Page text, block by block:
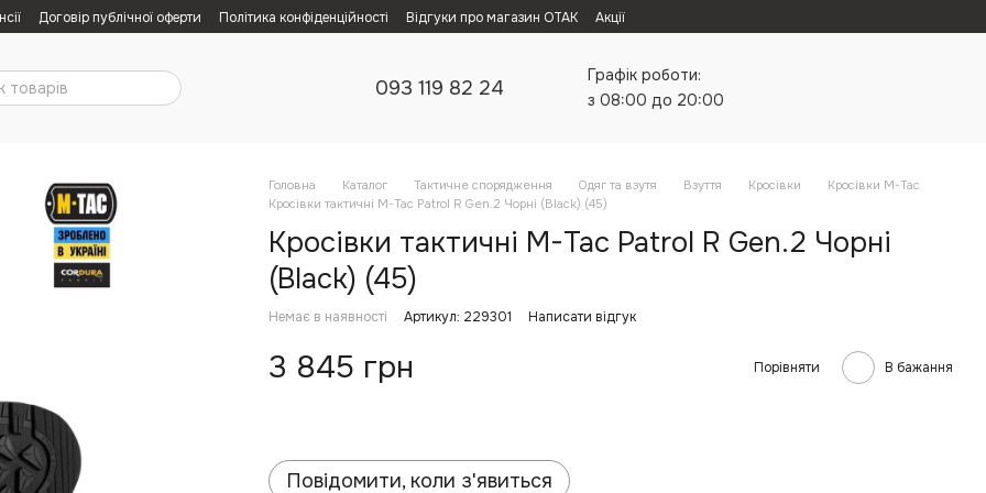
Договір публічної оферти Політика конфіденційності Відгуки про магазин ОТАК Акції
093 119 82 24
Графік роботи:
з 08:00 до 20:00
Головна Каталог Тактичне спорядження Одяг та взутя Взуття Кросівки
Кросівки M-Tac
Кросівки тактичні M-Tac Patrol R Gen.2 Чорні (Black) (45)
Кросівки тактичні M-Tac Patrol R Gen.2 Чорні
(Black) (45)
Немає в наявності Артикул: 229301 Написати відгук
3 845 грн Порівняти В бажання
Повідомити, коли з'явиться